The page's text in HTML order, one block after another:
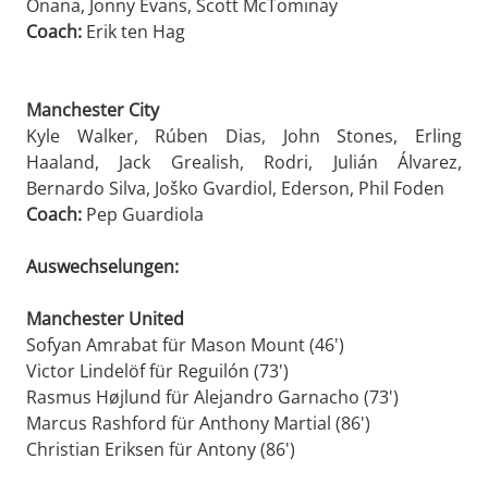
Onana, Jonny Evans, Scott McTominay
Coach: Erik ten Hag
Manchester City
Kyle Walker, Rúben Dias, John Stones, Erling
Haaland, Jack Grealish, Rodri, Julián Álvarez,
Bernardo Silva, Joško Gvardiol, Ederson, Phil Foden
Coach: Pep Guardiola
Auswechselungen:
Manchester United
Sofyan Amrabat für Mason Mount (46')
Victor Lindelöf für Reguilón (73')
Rasmus Højlund für Alejandro Garnacho (73')
Marcus Rashford für Anthony Martial (86')
Christian Eriksen für Antony (86')